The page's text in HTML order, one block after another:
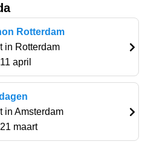
Rotterdam
in Rotterdam
april
in Amsterdam
maart